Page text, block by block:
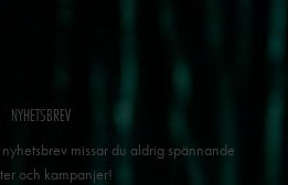
NYHETSBREV
missar du aldrig spännande
och kampanjer!